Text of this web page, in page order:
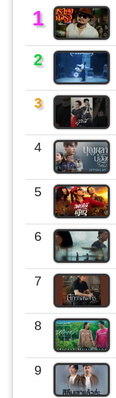
1
2
3
4
5
6
7
8
9